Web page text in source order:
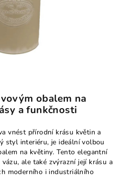
obalem na
a funkčnosti
vnést přírodní krásu květin a
styl interiéru, je ideální volbou
na květiny. Tento elegantní
ale také zvýrazní její krásu a
moderního i industriálního